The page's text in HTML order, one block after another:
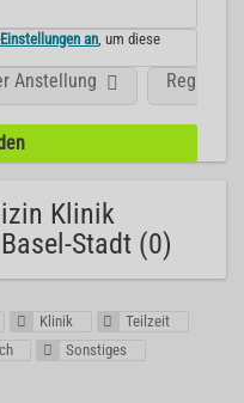
an , um diese
Anstellung Region
Klinik
Stadt (0)
Klinik
Teilzeit
Sonstiges